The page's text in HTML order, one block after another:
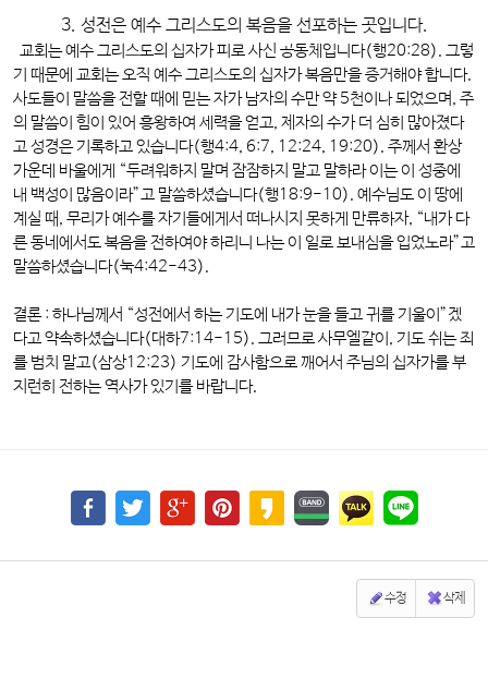
3. 성전은 예수 그리스도의 복음을 선포하는 곳입니다.
교회는 예수 그리스도의 십자가 피로 사신 공동체입니다(행20:28). 그렇
기 때문에 교회는 오직 예수 그리스도의 십자가 복음만을 증거해야 합니다.
사도들이 말씀을 전할 때에 믿는 자가 남자의 수만 약 5천이나 되었으며, 주
의 말씀이 힘이 있어 흥왕하여 세력을 얻고, 제자의 수가 더 심히 많아졌다
고 성경은 기록하고 있습니다(행4:4, 6:7, 12:24, 19:20). 주께서 환상
가운데 바울에게 “두려워하지 말며 잠잠하지 말고 말하라 이는 이 성중에
내 백성이 많음이라”고 말씀하셨습니다(행18:9-10). 예수님도 이 땅에
계실 때, 무리가 예수를 자기들에게서 떠나시지 못하게 만류하자, “내가 다
른 동네에서도 복음을 전하여야 하리니 나는 이 일로 보내심을 입었노라”고
말씀하셨습니다(눅4:42-43).
결론 : 하나님께서 “성전에서 하는 기도에 내가 눈을 들고 귀를 기울이”겠
다고 약속하셨습니다(대하7:14-15). 그러므로 사무엘같이, 기도 쉬는 죄
를 범치 말고(삼상12:23) 기도에 감사함으로 깨어서 주님의 십자가를 부
지런히 전하는 역사가 있기를 바랍니다.
수정 삭제